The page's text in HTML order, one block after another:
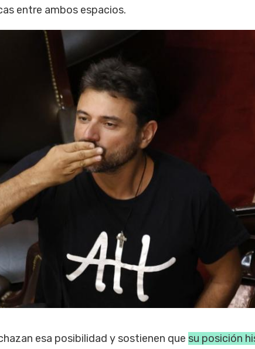
entre ambos espacios.
esa posibilidad y sostienen que su posición